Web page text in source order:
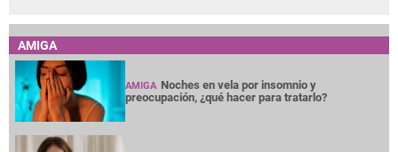
AMIGA
AMIGA Noches en vela por insomnio y
preocupación, ¿qué hacer para tratarlo?